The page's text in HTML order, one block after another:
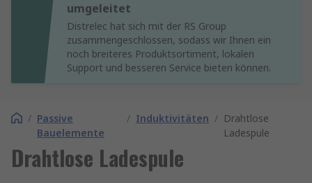
umgeleitet
Distrelec hat sich mit der RS Group
zusammengeschlossen, sodass wir Ihnen ein
noch breiteres Produktsortiment, lokalen
Support und besseren Service bieten können.
/ Passive
Bauelemente
/ Induktivitäten / Drahtlose
Ladespule
Drahtlose Ladespule